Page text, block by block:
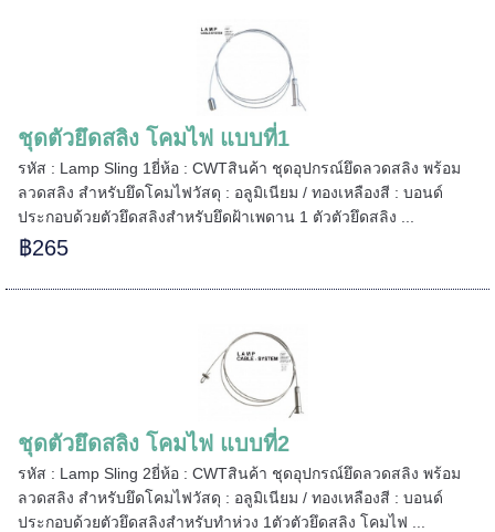
ชุดตัวยึดสลิง โคมไฟ แบบที่1
รหัส : Lamp Sling 1ยี่ห้อ : CWTสินค้า ชุดอุปกรณ์ยึดลวดสลิง พร้อม
ลวดสลิง สำหรับยึดโคมไฟวัสดุ : อลูมิเนียม / ทองเหลืองสี : บอนด์
ประกอบด้วยตัวยึดสลิงสำหรับยึดฝ้าเพดาน 1 ตัวตัวยึดสลิง ...
฿265
ชุดตัวยึดสลิง โคมไฟ แบบที่2
รหัส : Lamp Sling 2ยี่ห้อ : CWTสินค้า ชุดอุปกรณ์ยึดลวดสลิง พร้อม
ลวดสลิง สำหรับยึดโคมไฟวัสดุ : อลูมิเนียม / ทองเหลืองสี : บอนด์
ประกอบด้วยตัวยึดสลิงสำหรับทำห่วง 1ตัวตัวยึดสลิง โคมไฟ ...